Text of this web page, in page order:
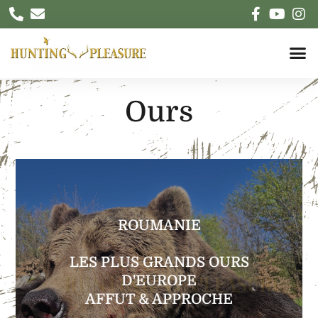
Ours
ROUMANIE
LES PLUS GRANDS OURS
D'EUROPE
AFFUT & APPROCHE
Pour un ou deux chasseurs en même temps,
En 4 jours-nuits de chasse, Ours garanti,
au printemps ou à l'automne
EXPLORER